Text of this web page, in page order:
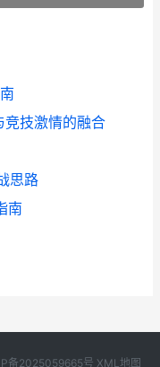
竞技激情的融合
思路
南
备2025059665号 XML地图